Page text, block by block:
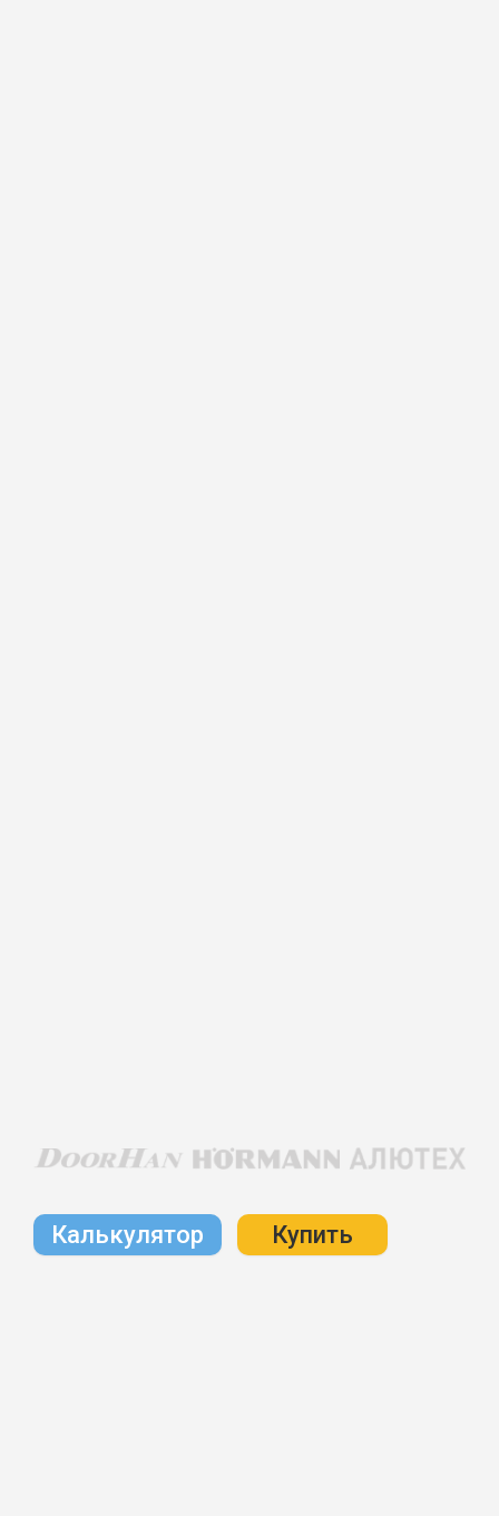
Калькулятор Купить